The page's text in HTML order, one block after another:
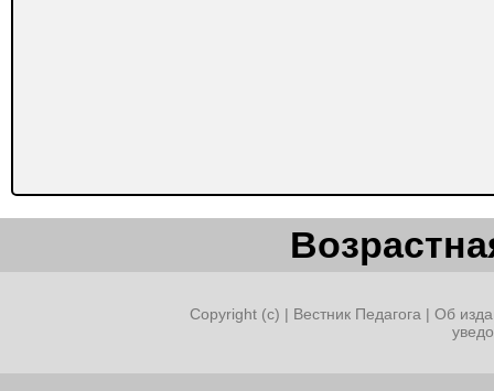
Copyright (c) | Вестник Педагога | Об